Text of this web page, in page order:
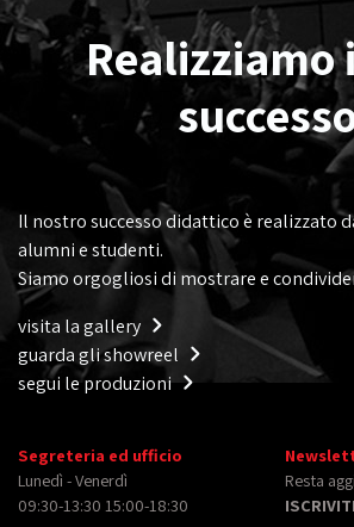
Realizziamo
Il nostro successo didattico è realizzato
alumni e studenti.
Siamo orgogliosi di mostrare e
visita la gallery
guarda gli showreel
segui le produzioni
Segreteria ed ufficio
Lunedì - Venerdì
09:30-13:30 15:00-18:30
Resta
ISCRIVITI